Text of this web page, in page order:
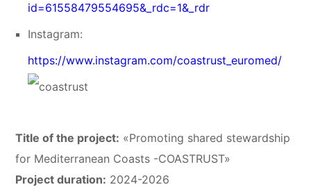
id=61558479554695&_rdc=1&_rdr
Instagram:
https://www.instagram.com/coastrust_euromed/
Title of the project: «Promoting shared stewardship
for Mediterranean Coasts -COASTRUST»
Project duration: 2024-2026